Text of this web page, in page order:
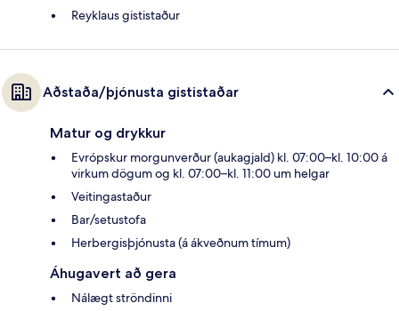
Reyklaus gististaður
Aðstaða/þjónusta gististaðar
Matur og drykkur
Evrópskur morgunverður (aukagjald) kl. 07:00–kl. 10:00 á
virkum dögum og kl. 07:00–kl. 11:00 um helgar
Veitingastaður
Bar/setustofa
Herbergisþjónusta (á ákveðnum tímum)
Áhugavert að gera
Nálægt ströndinni